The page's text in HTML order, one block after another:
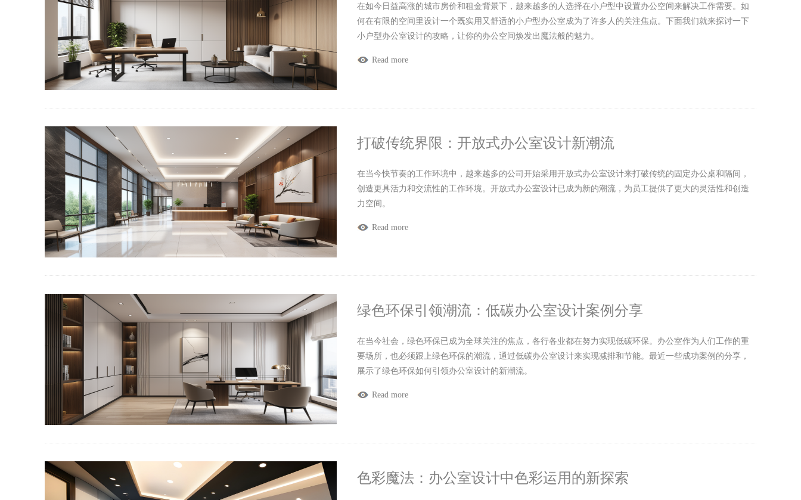
在如今日益高涨的城市房价和租金背景下，越来越多的人选择在小户型中设置办公空间来解决工作需要。如
何在有限的空间里设计一个既实用又舒适的小户型办公室成为了许多人的关注焦点。下面我们就来探讨一下
小户型办公室设计的攻略，让你的办公空间焕发出魔法般的魅力。
Read more
打破传统界限：开放式办公室设计新潮流
在当今快节奏的工作环境中，越来越多的公司开始采用开放式办公室设计来打破传统的固定办公桌和隔间，
创造更具活力和交流性的工作环境。开放式办公室设计已成为新的潮流，为员工提供了更大的灵活性和创造
力空间。
Read more
绿色环保引领潮流：低碳办公室设计案例分享
在当今社会，绿色环保已成为全球关注的焦点，各行各业都在努力实现低碳环保。办公室作为人们工作的重
要场所，也必须跟上绿色环保的潮流，通过低碳办公室设计来实现减排和节能。最近一些成功案例的分享，
展示了绿色环保如何引领办公室设计的新潮流。
Read more
色彩魔法：办公室设计中色彩运用的新探索